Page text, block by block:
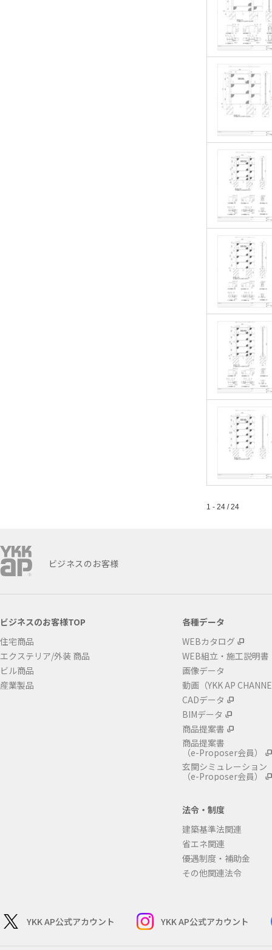
1 - 24 / 24
ビジネスのお客様
ビジネスのお客様TOP
住宅商品
エクステリア/外装 商品
ビル商品
産業製品
各種データ
WEBカタログ
WEB組立・施工説明書
画像データ
動画（YKK AP
CADデータ
BIMデータ
商品提案書
商品提案書
（e-Proposer会員）
玄関シミュレーション
（e-Proposer会員）
法令・制度
建築基準法関連
省エネ関連
優遇制度・補助金
その他関連法令
YKK AP公式アカウント YKK AP公式アカウント